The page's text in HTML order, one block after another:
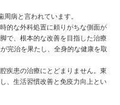
病と言われています。
的な外科処置に頼りがちな側面が
で、根本的な改善を目指した治療
完治を果たし、全身的な健康を取
疾患の治療にとどまりません。東
、生活習慣改善と免疫力向上とい